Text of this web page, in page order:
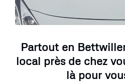
Partout en
local près de chez
là pour